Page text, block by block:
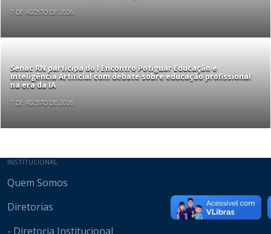
7 DE AGOSTO DE 2026
Senac RN participa do I Encontro Potiguar Educação e
Inteligência Artificial com debate sobre educação profissional
na era da IA
7 DE AGOSTO DE 2026
Mapa do site
INSTITUCIONAL
Quem Somos
Diretorias
- Diretoria Institucional